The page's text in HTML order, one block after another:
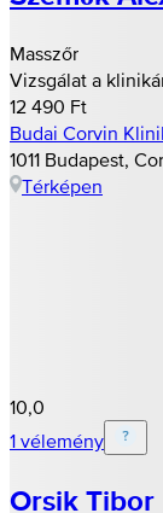
Masszőr
Vizsgálat a
12 490 Ft
Budai Corvin
1011 Budapest,
Térképen
10,0
1 vélemény
Orsik Tibor